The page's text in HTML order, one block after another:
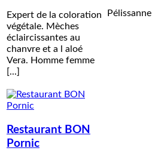
Expert de la coloration
végétale. Mèches
éclaircissantes au
chanvre et a l aloé
Vera. Homme femme
[...]
Pélissanne
Restaurant BON
Pornic